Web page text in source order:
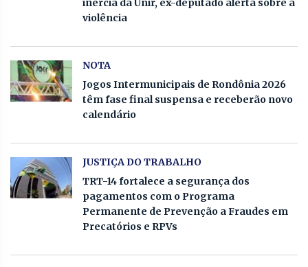
inércia da Unir, ex-deputado alerta sobre a
violência
NOTA
Jogos Intermunicipais de Rondônia 2026
têm fase final suspensa e receberão novo
calendário
JUSTIÇA DO TRABALHO
TRT-14 fortalece a segurança dos
pagamentos com o Programa
Permanente de Prevenção a Fraudes em
Precatórios e RPVs